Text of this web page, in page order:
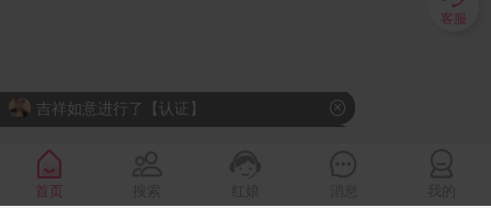
蒲蒲进行了【认证】 
小草找身体健康，人品好，缘人
客服
首页